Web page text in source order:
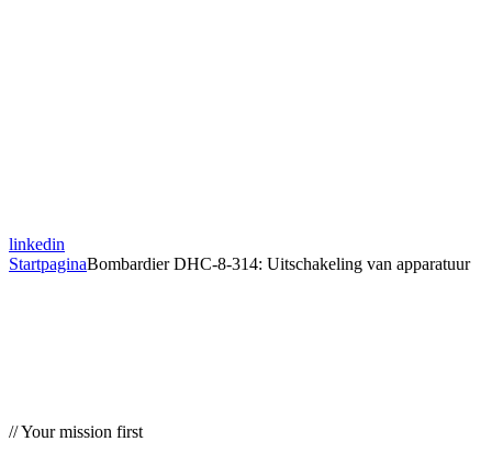
linkedin
StartpaginaBombardier DHC-8-314: Uitschakeling van apparatuur
// Your mission first